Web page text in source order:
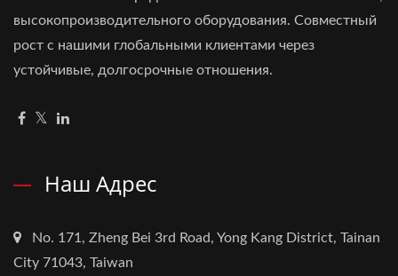
высокопроизводительного оборудования. Совместный
рост с нашими глобальными клиентами через
устойчивые, долгосрочные отношения.
Наш Адрес
No. 171, Zheng Bei 3rd Road, Yong Kang District, Tainan
City 71043, Taiwan